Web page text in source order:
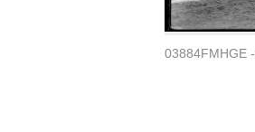
03884FMHGE -